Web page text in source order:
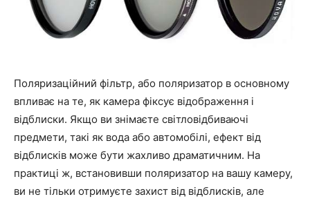
Поляризаційний фільтр, або поляризатор в основному
впливає на те, як камера фіксує відображення і
відблиски. Якщо ви знімаєте світловідбиваючі
предмети, такі як вода або автомобілі, ефект від
відблисків може бути жахливо драматичним. На
практиці ж, встановивши поляризатор на вашу камеру,
ви не тільки отримуєте захист від відблисків, але